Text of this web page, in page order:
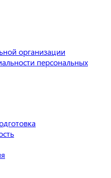
организации
персональных